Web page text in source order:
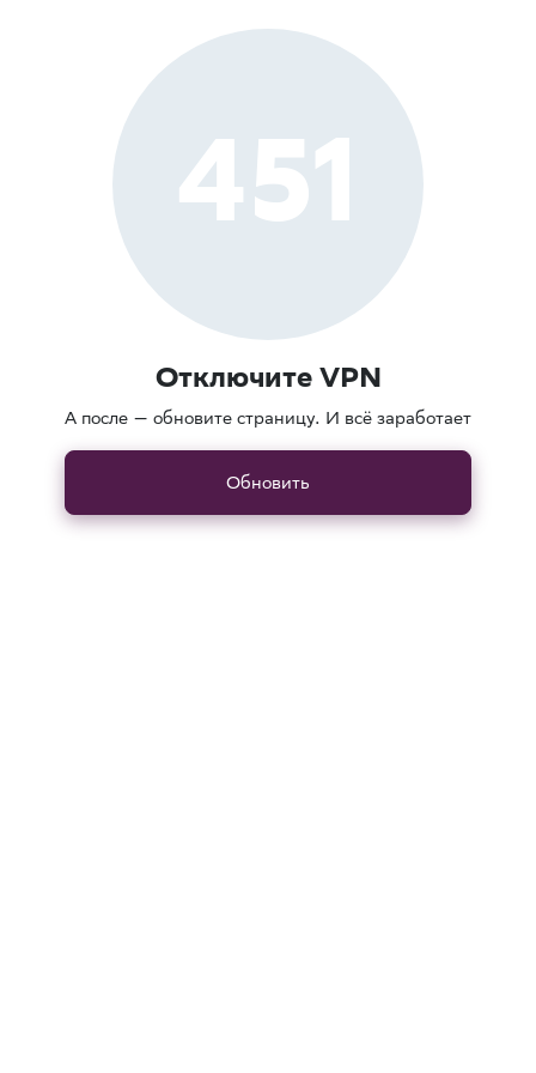
451
Отключите VPN
А после — обновите страницу. И всё заработает
Обновить